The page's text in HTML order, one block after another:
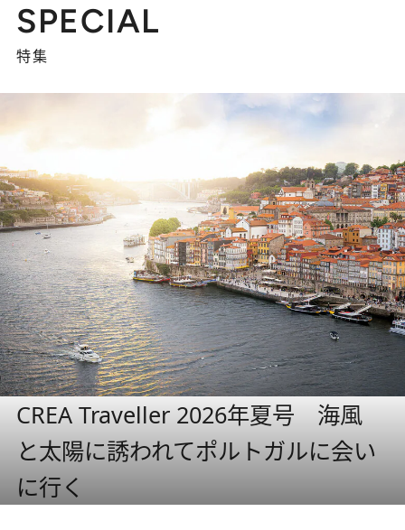
SPECIAL
特集
CREA Traveller 2026年夏号 海風
と太陽に誘われてポルトガルに会い
に行く